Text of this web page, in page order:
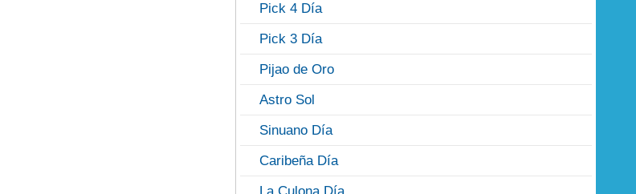
Pick 4 Día
Pick 3 Día
Pijao de Oro
Astro Sol
Sinuano Día
Caribeña Día